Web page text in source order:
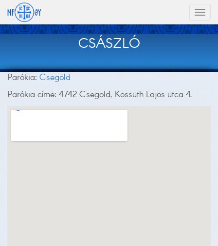
CSÁSZLÓ
Parókia: Csegöld
Parókia címe: 4742 Csegöld, Kossuth Lajos utca 4.